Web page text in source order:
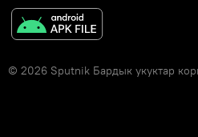
© 2026 Sputnik Бардык укуктар